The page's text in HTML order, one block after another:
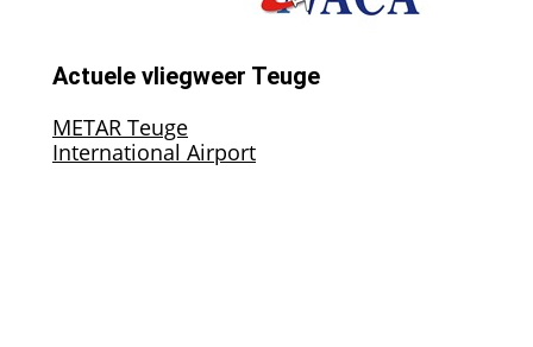
Actuele vliegweer Teuge
METAR Teuge
International Airport